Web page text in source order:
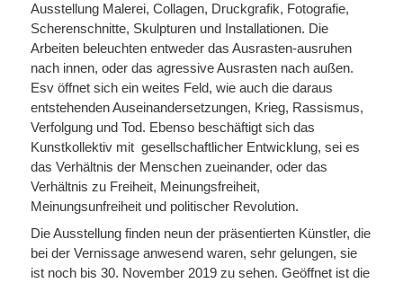
Ausstellung Malerei, Collagen, Druckgrafik, Fotografie,
Scherenschnitte, Skulpturen und Installationen. Die
Arbeiten beleuchten entweder das Ausrasten-ausruhen
nach innen, oder das agressive Ausrasten nach außen.
Esv öffnet sich ein weites Feld, wie auch die daraus
entstehenden Auseinandersetzungen, Krieg, Rassismus,
Verfolgung und Tod. Ebenso beschäftigt sich das
Kunstkollektiv mit gesellschaftlicher Entwicklung, sei es
das Verhältnis der Menschen zueinander, oder das
Verhältnis zu Freiheit, Meinungsfreiheit,
Meinungsunfreiheit und politischer Revolution.
Die Ausstellung finden neun der präsentierten Künstler, die
bei der Vernissage anwesend waren, sehr gelungen, sie
ist noch bis 30. November 2019 zu sehen. Geöffnet ist die